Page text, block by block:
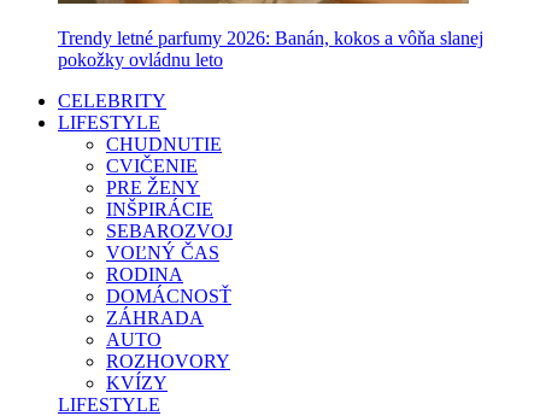
Trendy letné parfumy 2026: Banán, kokos a vôňa slanej
pokožky ovládnu leto
CELEBRITY
LIFESTYLE
CHUDNUTIE
CVIČENIE
PRE ŽENY
INŠPIRÁCIE
SEBAROZVOJ
VOĽNÝ ČAS
RODINA
DOMÁCNOSŤ
ZÁHRADA
AUTO
ROZHOVORY
KVÍZY
LIFESTYLE